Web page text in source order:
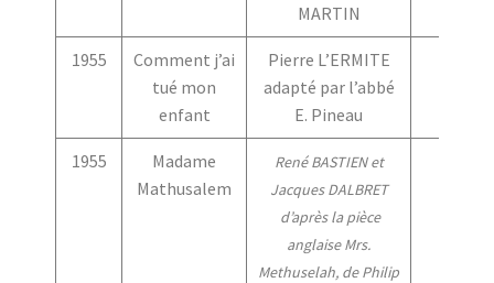
MARTIN
1955
Comment j’ai
tué mon
enfant
Pierre L’ERMITE
adapté par l’abbé
E. Pineau
1955
Madame
Mathusalem
René BASTIEN et
Jacques DALBRET
d’après la pièce
anglaise Mrs.
Methuselah, de Philip